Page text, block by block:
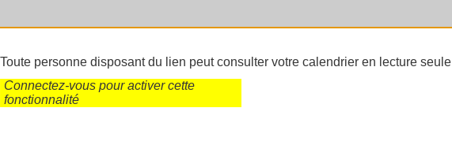
Toute personne disposant du lien peut consulter votre calendrier en lecture seule
Connectez-vous pour activer cette
fonctionnalité